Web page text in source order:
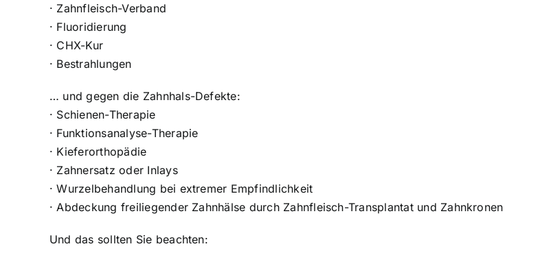
· Zahnfleisch-Verband
· Fluoridierung
· CHX-Kur
· Bestrahlungen
… und gegen die Zahnhals-Defekte:
· Schienen-Therapie
· Funktionsanalyse-Therapie
· Kieferorthopädie
· Zahnersatz oder Inlays
· Wurzelbehandlung bei extremer Empfindlichkeit
· Abdeckung freiliegender Zahnhälse durch Zahnfleisch-Transplantat und Zahnkronen
Und das sollten Sie beachten: